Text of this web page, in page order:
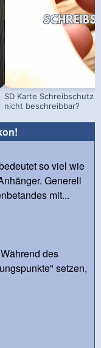
SD Karte Schreibschutz
nicht beschreibbar?
so viel wie
Generell
mit...
des
setzen,